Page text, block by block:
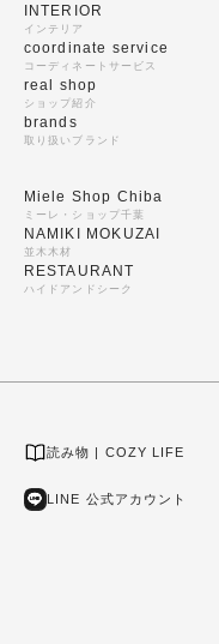
INTERIOR
インテリア
coordinate service
コーディネートサービス
real shop
ショップ紹介
brands
取り扱いブランド
Miele Shop Chiba
ミーレ・ショップ千葉
NAMIKI MOKUZAI
並木木材
RESTAURANT
ハイドアンドシーク
読み物 | COZY LIFE
LINE 公式アカウント